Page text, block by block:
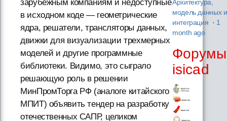
зарубежным компаниям и недоступные
в исходном коде — геометрические
ядра, решатели, трансляторы данных,
движки для визуализации трехмерных
моделей и другие программные
библиотеки. Видимо, это сыграло
решающую роль в решении
МинПромТорга РФ (аналоге китайского
МПИТ) объявить тендер на разработку
отечественных САПР, целиком
Архитектура,
модель данных и
интеграция · 1
month ago
Форумы
isicad